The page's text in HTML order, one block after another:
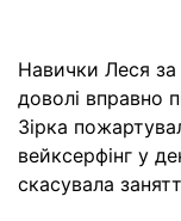
Навички Леся за
доволі вправно
Зірка
вейксерфінг у
скасувала